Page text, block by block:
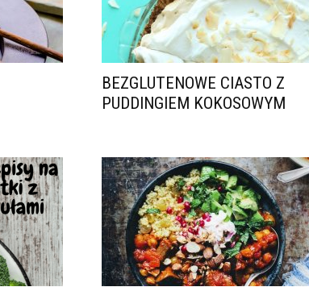
BEZGLUTENOWE CIASTO Z
PUDDINGIEM KOKOSOWYM